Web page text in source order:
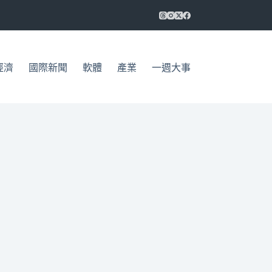
濟 國際新聞 軟體 產業 一週大事